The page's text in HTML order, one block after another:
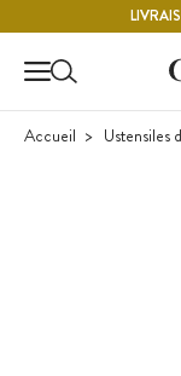
Accueil Ustensiles